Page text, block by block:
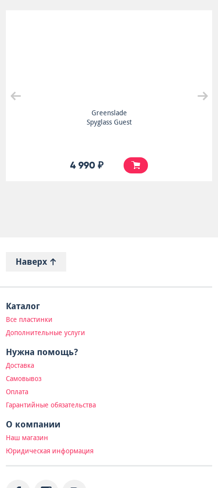
Greenslade
Spyglass Guest
4 990 ₽
Наверх
Каталог
Все пластинки
Дополнительные услуги
Нужна помощь?
Доставка
Самовывоз
Оплата
Гарантийные обязательства
О компании
Наш магазин
Юридическая информация